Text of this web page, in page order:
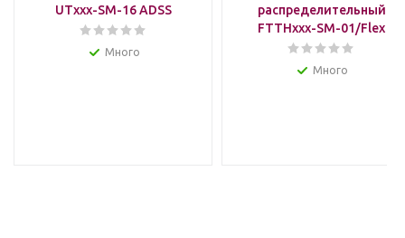
UTxxx-SM-16 ADSS
Много
распределительный
FTTHxxx-SM-01/Flex
Много